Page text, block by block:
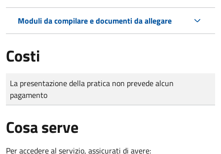
Moduli da compilare e documenti da allegare
Costi
Tipo di pagamento
Importo
La presentazione della pratica non prevede alcun
pagamento
Cosa serve
Per accedere al servizio, assicurati di avere: